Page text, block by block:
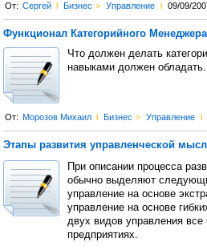
От: Сергей l Бизнес > Управление l 09/09/
Функционал Категорийного Менеджера
Что должен делать
навыками должен обладать.
От: Морозов Михаил l Бизнес > Управление l
Этапы развития управленческой
При описании процесса
обычно выделяют
управление на основе
управление на основе
двух видов управления
предприятиях.